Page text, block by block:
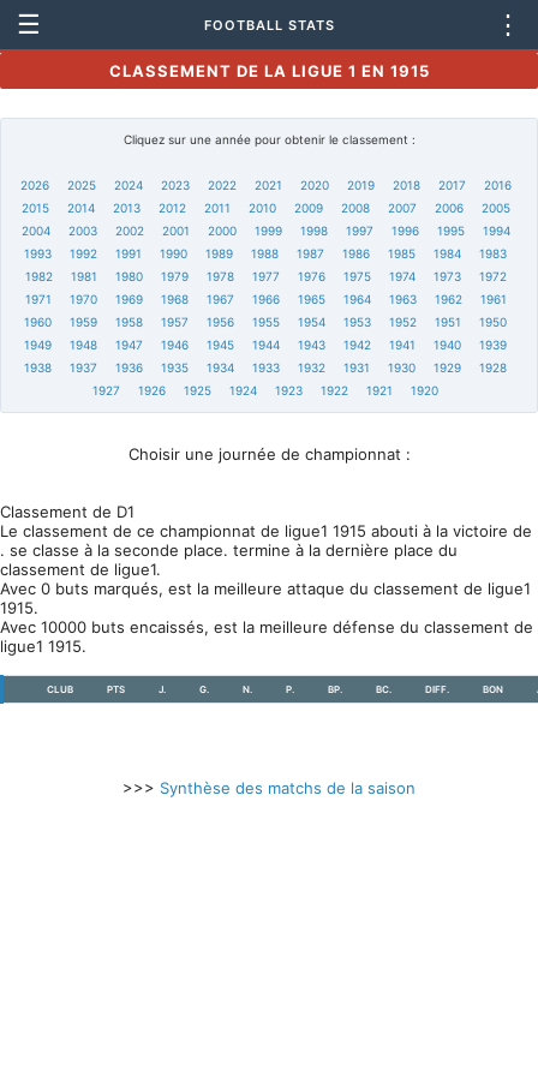
☰ FOOTBALL STATS ⋮
CLASSEMENT DE LA LIGUE 1 EN 1915
Cliquez sur une année pour obtenir le classement :
2026 2025 2024 2023 2022 2021 2020 2019 2018 2017
2016
2015
2014 2013 2012 2011 2010 2009 2008 2007 2006
2005
2004
2003 2002 2001 2000 1999 1998 1997 1996 1995
1994
1993
1992 1991 1990 1989 1988 1987 1986 1985 1984
1983
1982
1981 1980 1979 1978 1977 1976 1975 1974 1973
1972
1971
1970 1969 1968 1967 1966 1965 1964 1963 1962
1961
1960
1959 1958 1957 1956 1955 1954 1953 1952 1951
1950
1949
1948 1947 1946 1945 1944 1943 1942 1941 1940
1939
1938
1937 1936 1935 1934 1933 1932 1931 1930 1929
1928
1927
1926 1925 1924 1923 1922 1921 1920
Choisir une journée de championnat :
Classement de D1
Le classement de ce championnat de ligue1 1915 abouti à la victoire de
. se classe à la seconde place. termine à la dernière place du
classement de ligue1.
Avec 0 buts marqués, est la meilleure attaque du classement de ligue1
1915.
Avec 10000 buts encaissés, est la meilleure défense du classement de
ligue1 1915.
CLUB PTS J. G. N. P. BP. BC. DIFF. BON
>>> Synthèse des matchs de la saison